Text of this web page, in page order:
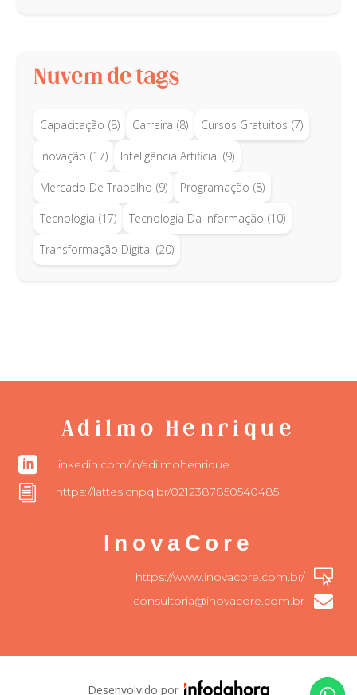
Nuvem de tags
Capacitação (8) Carreira (8) Cursos Gratuitos (7)
Inovação (17) Inteligência Artificial (9)
Mercado De Trabalho (9) Programação (8)
Tecnologia (17) Tecnologia Da Informação (10)
Transformação Digital (20)
Adilmo Henrique
 linkedin.com/in/adilmohenrique
i https://lattes.cnpq.br/0212387850540485
InovaCore

https://www.inovacore.com.br/

consultoria@inovacore.com.br
Desenvolvido por